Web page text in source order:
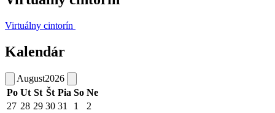
Virtuálny cintorín
Kalendár
August2026
Po Ut St Št Pia So Ne
27 28 29 30 31 1
2